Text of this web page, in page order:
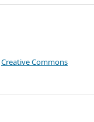
Creative Commons